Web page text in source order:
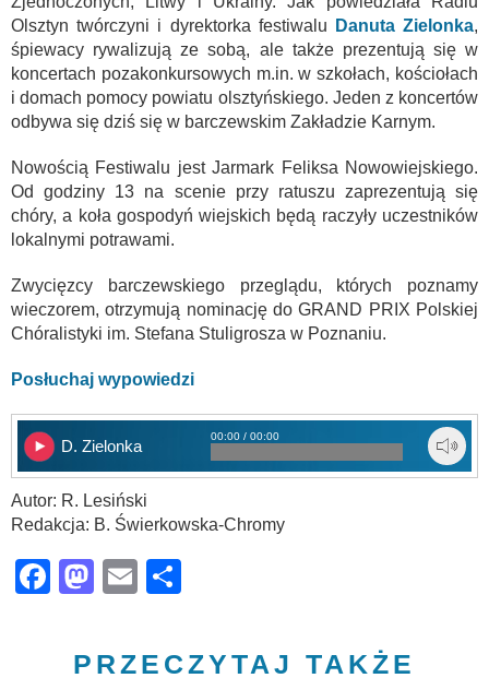
Olsztyn twórczyni i dyrektorka festiwalu
Danuta Zielonka,
śpiewacy rywalizują ze sobą, ale także prezentują się w
koncertach pozakonkursowych m.in. w szkołach, kościołach
i domach pomocy powiatu olsztyńskiego. Jeden z koncertów
odbywa się dziś się w barczewskim Zakładzie Karnym.
Nowością Festiwalu jest Jarmark Feliksa Nowowiejskiego.
Od godziny 13 na scenie przy ratuszu zaprezentują się
chóry, a koła gospodyń wiejskich będą raczyły uczestników
lokalnymi potrawami.
Zwycięzcy barczewskiego przeglądu, których poznamy
wieczorem, otrzymują nominację do GRAND PRIX Polskiej
Chóralistyki im. Stefana Stuligrosza w Poznaniu.
Posłuchaj wypowiedzi
D. Zielonka
00:00 / 00:00
Autor: R. Lesiński
Redakcja: B. Świerkowska-Chromy
Facebook
Mastodon
Email
PRZECZYTAJ TAKŻE